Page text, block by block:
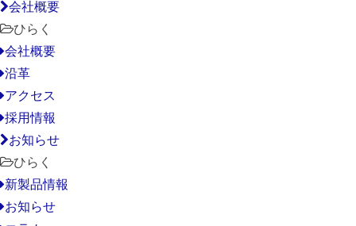
会社概要
ひらく
会社概要
沿革
アクセス
採用情報
お知らせ
ひらく
新製品情報
お知らせ